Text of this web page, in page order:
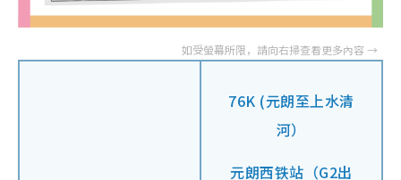
76K (元朗至上水清
河）
元朗西铁站（G2出